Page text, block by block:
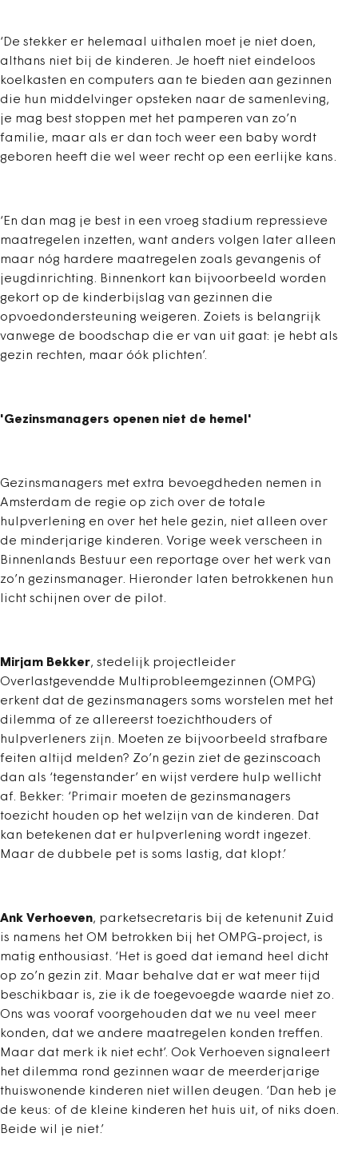
‘De stekker er helemaal uithalen moet je niet doen,
althans niet bij de kinderen. Je hoeft niet eindeloos
koelkasten en computers aan te bieden aan gezinnen
die hun middelvinger opsteken naar de samenleving,
je mag best stoppen met het pamperen van zo’n
familie, maar als er dan toch weer een baby wordt
geboren heeft die wel weer recht op een eerlijke kans.
‘En dan mag je best in een vroeg stadium repressieve
maatregelen inzetten, want anders volgen later alleen
maar nóg hardere maatregelen zoals gevangenis of
jeugdinrichting. Binnenkort kan bijvoorbeeld worden
gekort op de kinderbijslag van gezinnen die
opvoedondersteuning weigeren. Zoiets is belangrijk
vanwege de boodschap die er van uit gaat: je hebt als
gezin rechten, maar óók plichten’.
'Gezinsmanagers openen niet de hemel'
Gezinsmanagers met extra bevoegdheden nemen in
Amsterdam de regie op zich over de totale
hulpverlening en over het hele gezin, niet alleen over
de minderjarige kinderen. Vorige week verscheen in
Binnenlands Bestuur een reportage over het werk van
zo’n gezinsmanager. Hieronder laten betrokkenen hun
licht schijnen over de pilot.
Mirjam Bekker, stedelijk projectleider
Overlastgevendde Multiprobleemgezinnen (OMPG)
erkent dat de gezinsmanagers soms worstelen met het
dilemma of ze allereerst toezichthouders of
hulpverleners zijn. Moeten ze bijvoorbeeld strafbare
feiten altijd melden? Zo’n gezin ziet de gezinscoach
dan als ‘tegenstander’ en wijst verdere hulp wellicht
af. Bekker: ‘Primair moeten de gezinsmanagers
toezicht houden op het welzijn van de kinderen. Dat
kan betekenen dat er hulpverlening wordt ingezet.
Maar de dubbele pet is soms lastig, dat klopt.’
Ank Verhoeven, parketsecretaris bij de ketenunit Zuid
is namens het OM betrokken bij het OMPG-project, is
matig enthousiast. ‘Het is goed dat iemand heel dicht
op zo’n gezin zit. Maar behalve dat er wat meer tijd
beschikbaar is, zie ik de toegevoegde waarde niet zo.
Ons was vooraf voorgehouden dat we nu veel meer
konden, dat we andere maatregelen konden treffen.
Maar dat merk ik niet echt’. Ook Verhoeven signaleert
het dilemma rond gezinnen waar de meerderjarige
thuiswonende kinderen niet willen deugen. ‘Dan heb je
de keus: of de kleine kinderen het huis uit, of niks doen.
Beide wil je niet.’